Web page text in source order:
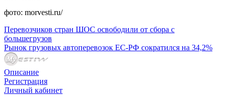
фото: morvesti.ru/
Перевозчиков стран ШОС освободили от сбора с
большегрузов
Рынок грузовых автоперевозок ЕС-РФ сократился на 34,2%
Описание
Регистрация
Личный кабинет